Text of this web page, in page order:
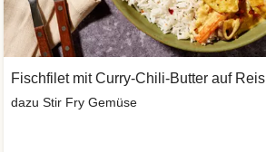
Fischfilet mit Curry-Chili-Butter auf Reis
dazu Stir Fry Gemüse